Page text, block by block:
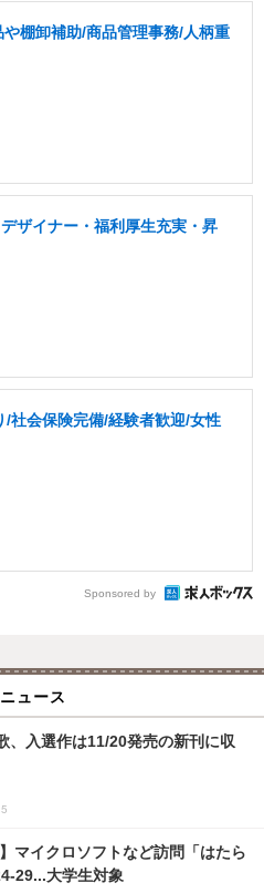
や棚卸補助/商品管理事務/人柄重
ザイナー・福利厚生充実・昇
社会保険完備/経験者歓迎/女性
Sponsored by
ュース
、入選作は11/20発売の新刊に収
マイクロソフトなど訪問「はたら
29...大学生対象